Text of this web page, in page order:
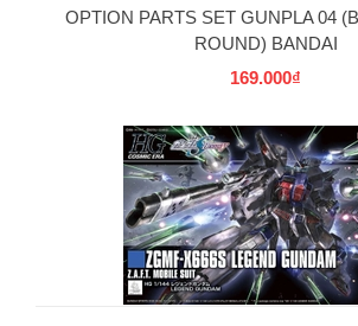
OPTION PARTS SET GUNPLA 04
ROUND) BANDAI
169.000₫